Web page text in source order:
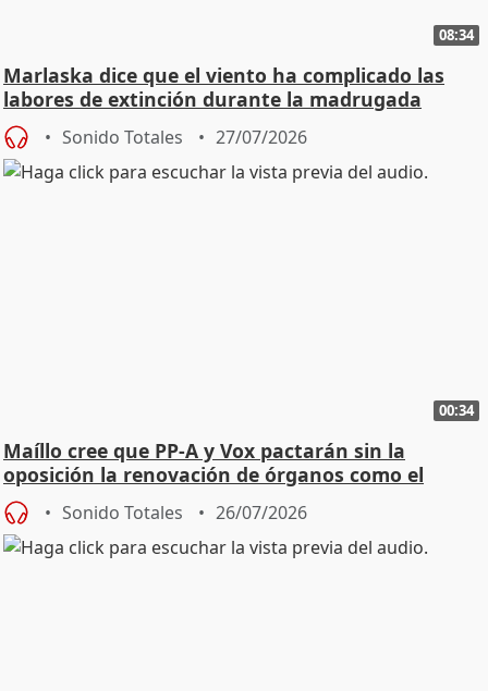
08:34
Marlaska dice que el viento ha complicado las
labores de extinción durante la madrugada
Sonido Totales 27/07/2026
00:34
Maíllo cree que PP-A y Vox pactarán sin la
oposición la renovación de órganos como el
Defensor
Sonido Totales 26/07/2026